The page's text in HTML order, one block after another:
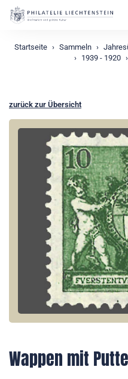
Startseite Sammeln
1939 - 1920
zurück zur Übersicht
Wappen mit